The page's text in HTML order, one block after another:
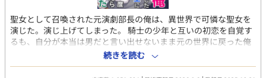
聖女として召喚された元演劇部長の俺は、異世界で可憐な聖女を
演じた。演じ上げてしまった。 騎士の少年と互いの初恋を自覚す
るも、自分が本当は男だと言い出せないまま元の世界に戻った俺
は、 真実を告げるべくもう一度異世界へ向かう。 しかし再度辿り
着いた異世界では、俺は本来の男の姿のままで、少年騎士は立派
な青年騎士へと成長していて……。 第一部 ------【単行本サイズ
続きを読む